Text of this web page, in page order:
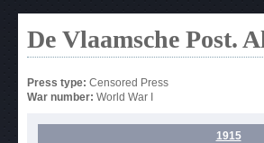
De Vlaamsche Post.
Press type: Censored Press
War number: World War I
1915